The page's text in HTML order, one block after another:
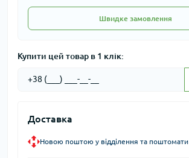
Швидке замовлення
Купити цей товар в 1 клік:
Доставка
Новою поштою у відділення та поштомати